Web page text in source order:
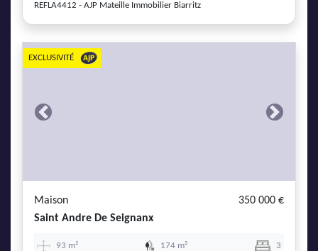
REFLA4412 - AJP Mateille Immobilier Biarritz
Previous Next
EXCLUSIVITÉ
Maison
350 000 €
Saint Andre De Seignanx
93 m² 174 m² 3